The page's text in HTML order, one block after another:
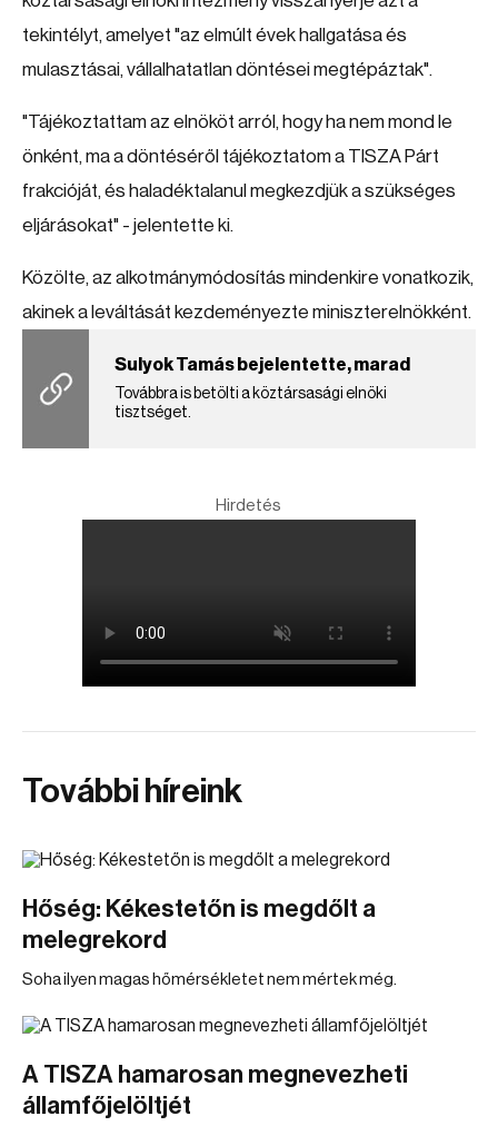
tekintélyt, amelyet "az elmúlt évek hallgatása és
mulasztásai, vállalhatatlan döntései megtépáztak".
"Tájékoztattam az elnököt arról, hogy ha nem mond le
önként, ma a döntéséről tájékoztatom a TISZA Párt
frakcióját, és haladéktalanul megkezdjük a szükséges
eljárásokat" - jelentette ki.
Közölte, az alkotmánymódosítás mindenkire vonatkozik,
akinek a leváltását kezdeményezte miniszterelnökként.
Sulyok Tamás bejelentette, marad
Továbbra is betölti a köztársasági elnöki
tisztséget.
Hirdetés
További híreink
Hőség: Kékestetőn is megdőlt a
melegrekord
Soha ilyen magas hőmérsékletet nem mértek még.
A TISZA hamarosan megnevezheti
államfőjelöltjét